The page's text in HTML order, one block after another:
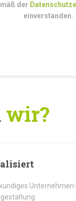
der
einverstanden.
wir?
Unternehmen